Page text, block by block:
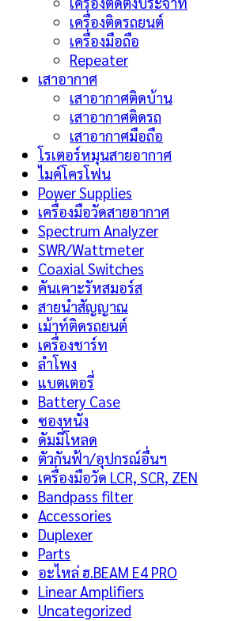
เครื่องติดรถยนต์
เครื่องมือถือ
Repeater
เสาอากาศ
เสาอากาศติดบ้าน
เสาอากาศติดรถ
เสาอากาศมือถือ
โรเตอร์หมุนสายอากาศ
ไมค์โครโฟน
Power Supplies
เครื่องมือวัดสายอากาศ
Spectrum Analyzer
SWR/Wattmeter
Coaxial Switches
คันเคาะรัหสมอร์ส
สายนำสัญญาณ
เม้าท์ติดรถยนต์
เครื่องชาร์ท
ลำโพง
แบตเตอรี่
Battery Case
ซองหนัง
ดัมมี่โหลด
ตัวกันฟ้า/อุปกรณ์อื่นฯ
เครื่องมือวัด LCR, SCR, ZEN
Bandpass filter
Accessories
Duplexer
Parts
อะไหล่ ฮ.BEAM E4 PRO
Linear Amplifiers
Uncategorized